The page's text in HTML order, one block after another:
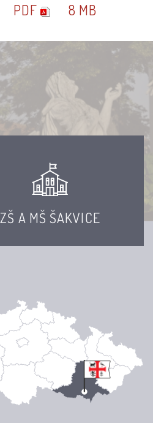
PDF 8 MB
ZŠ A MŠ ŠAKVICE